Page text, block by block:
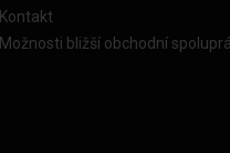
Kontakt
Možnosti bližší obchodní